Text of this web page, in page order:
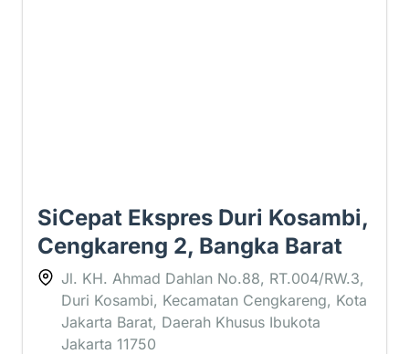
SiCepat Ekspres Duri Kosambi,
Cengkareng 2, Bangka Barat
Jl. KH. Ahmad Dahlan No.88, RT.004/RW.3,
Duri Kosambi, Kecamatan Cengkareng, Kota
Jakarta Barat, Daerah Khusus Ibukota
Jakarta 11750